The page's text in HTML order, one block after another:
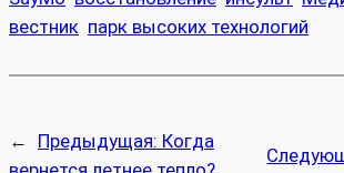
вестник парк высоких технологий
← Предыдущая: Когда